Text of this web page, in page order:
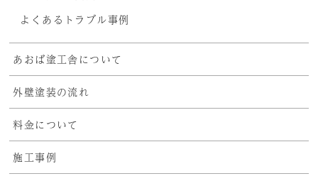
よくあるトラブル事例
あおば塗工舎について
外壁塗装の流れ
料金について
施工事例